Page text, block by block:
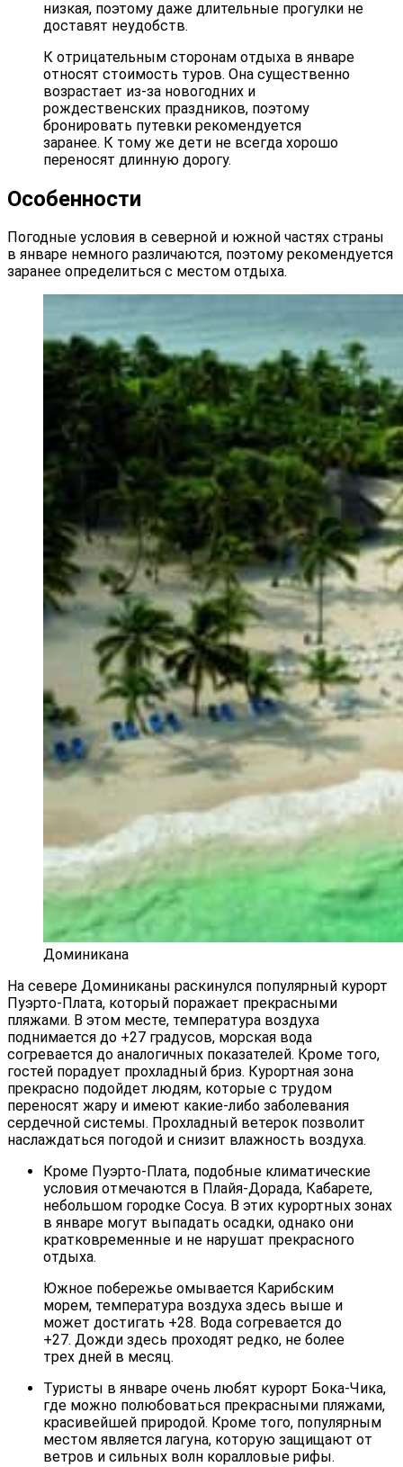
низкая, поэтому даже длительные прогулки не
доставят неудобств.
К отрицательным сторонам отдыха в январе
относят стоимость туров. Она существенно
возрастает из-за новогодних и
рождественских праздников, поэтому
бронировать путевки рекомендуется
заранее. К тому же дети не всегда хорошо
переносят длинную дорогу.
Особенности
Погодные условия в северной и южной частях страны
в январе немного различаются, поэтому рекомендуется
заранее определиться с местом отдыха.
Доминикана
На севере Доминиканы раскинулся популярный курорт
Пуэрто-Плата, который поражает прекрасными
пляжами. В этом месте, температура воздуха
поднимается до +27 градусов, морская вода
согревается до аналогичных показателей. Кроме того,
гостей порадует прохладный бриз. Курортная зона
прекрасно подойдет людям, которые с трудом
переносят жару и имеют какие-либо заболевания
сердечной системы. Прохладный ветерок позволит
наслаждаться погодой и снизит влажность воздуха.
Кроме Пуэрто-Плата, подобные климатические
условия отмечаются в Плайя-Дорада, Кабарете,
небольшом городке Сосуа. В этих курортных зонах
в январе могут выпадать осадки, однако они
кратковременные и не нарушат прекрасного
отдыха.
Южное побережье омывается Карибским
морем, температура воздуха здесь выше и
может достигать +28. Вода согревается до
+27. Дожди здесь проходят редко, не более
трех дней в месяц.
Туристы в январе очень любят курорт Бока-Чика,
где можно полюбоваться прекрасными пляжами,
красивейшей природой. Кроме того, популярным
местом является лагуна, которую защищают от
ветров и сильных волн коралловые рифы.